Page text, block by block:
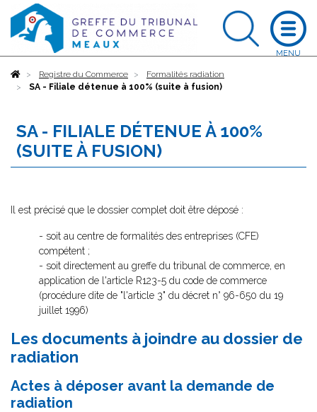
AccueilRegistre du Commerce
Formalités radiation
SA - Filiale détenue à 100% (suite à fusion)
SA - FILIALE DÉTENUE À 100%
(SUITE À FUSION)
Il est précisé que le dossier complet doit être déposé :
- soit au centre de formalités des entreprises (CFE)
compétent ;
- soit directement au greffe du tribunal de commerce, en
application de l'article R123-5 du code de commerce
(procédure dite de "l'article 3" du décret n° 96-650 du 19
juillet 1996)
Les documents à joindre au dossier de
radiation
Actes à déposer avant la demande de
radiation